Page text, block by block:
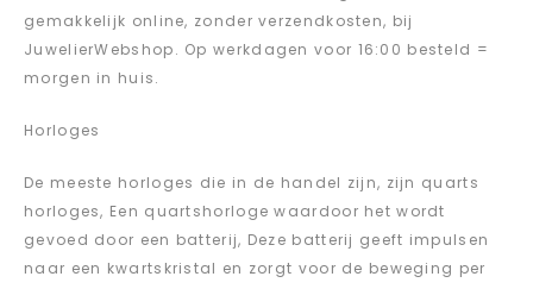
gemakkelijk online, zonder verzendkosten, bij
JuwelierWebshop. Op werkdagen voor 16:00 besteld =
morgen in huis.
Horloges
De meeste horloges die in de handel zijn, zijn quarts
horloges, Een quartshorloge waardoor het wordt
gevoed door een batterij, Deze batterij geeft impulsen
naar een kwartskristal en zorgt voor de beweging per